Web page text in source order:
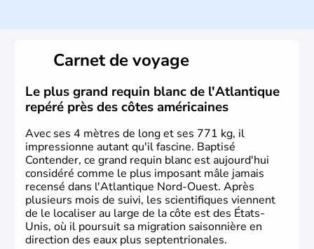
Plusieurs populations se sont succédées avant l'arrivée
des européens, suite à la découverte du continent par
Christophe Colomb en 1492. Les 13 colonies
britanniques proclament la Déclaration d'indépendance
en 1776 et adoptent leur première constitution en 1787.
La conquête de l'Ouest marque ensuite l'entrée dans une
phase de développement intense.
Carnet de voyage
Le plus grand requin blanc de l'Atlantique
repéré près des côtes américaines
Avec ses 4 mètres de long et ses 771 kg, il
impressionne autant qu'il fascine. Baptisé
Contender, ce grand requin blanc est aujourd'hui
considéré comme le plus imposant mâle jamais
recensé dans l'Atlantique Nord-Ouest. Après
plusieurs mois de suivi, les scientifiques viennent
de le localiser au large de la côte est des États-
Unis, où il poursuit sa migration saisonnière en
direction des eaux plus septentrionales.